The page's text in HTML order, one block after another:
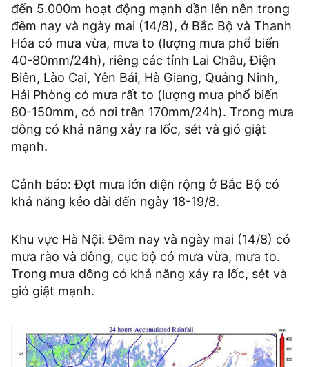
đến 5.000m hoạt động mạnh dần lên nên trong
đêm nay và ngày mai (14/8), ở Bắc Bộ và Thanh
Hóa có mưa vừa, mưa to (lượng mưa phổ biến
40-80mm/24h), riêng các tỉnh Lai Châu, Điện
Biên, Lào Cai, Yên Bái, Hà Giang, Quảng Ninh,
Hải Phòng có mưa rất to (lượng mưa phổ biến
80-150mm, có nơi trên 170mm/24h). Trong mưa
dông có khả năng xảy ra lốc, sét và gió giật
mạnh.
Cảnh báo: Đợt mưa lớn diện rộng ở Bắc Bộ có
khả năng kéo dài đến ngày 18-19/8.
Khu vực Hà Nội: Đêm nay và ngày mai (14/8) có
mưa rào và dông, cục bộ có mưa vừa, mưa to.
Trong mưa dông có khả năng xảy ra lốc, sét và
gió giật mạnh.